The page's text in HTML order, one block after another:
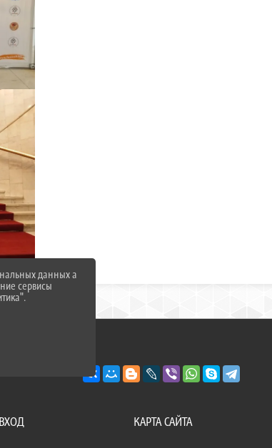
ВХОД КАРТА САЙТА
данных а
сервисы